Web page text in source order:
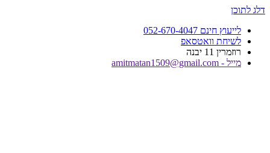
דלג לתוכן
לייעוץ חינם 052-670-4047
לשיחת וואטסאפ
רוזמרין 11 יבנה
מייל - amitmatan1509@gmail.com